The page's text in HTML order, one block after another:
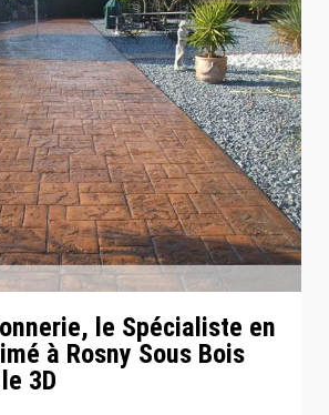
le Spécialiste en
à Rosny Sous Bois
3D